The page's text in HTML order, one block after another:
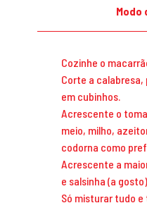
Modo
Cozinhe o
Corte a
em cubinhos.
Acrescente o
meio, milho,
codorna como
Acrescente a
e salsinha (a gosto)
Só misturar tudo e